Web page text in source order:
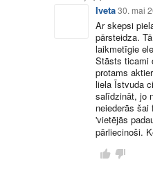
Iveta30. mai
Ar skepsi
pārsteidza.
laikmetīgie
Stāsts ticami
protams
liela Īstvuda
salīdzināt, jo
neiederās
'vietējās
pārliecinoši.